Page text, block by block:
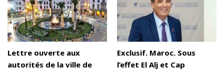
Lettre ouverte aux
autorités de la ville de
Exclusif. Maroc. Sous
l’effet El Alj et Cap